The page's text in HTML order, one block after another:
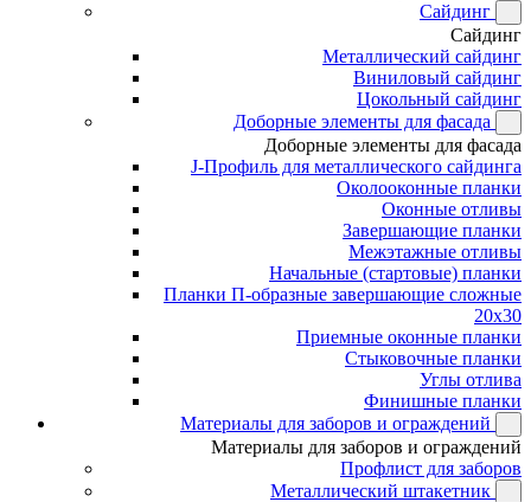
Сайдинг
Сайдинг
Металлический сайдинг
Виниловый сайдинг
Цокольный сайдинг
Доборные элементы для фасада
Доборные элементы для фасада
J-Профиль для металлического сайдинга
Околооконные планки
Оконные отливы
Завершающие планки
Межэтажные отливы
Начальные (стартовые) планки
Планки П-образные завершающие сложные
20x30
Приемные оконные планки
Стыковочные планки
Углы отлива
Финишные планки
Материалы для заборов и ограждений
Материалы для заборов и ограждений
Профлист для заборов
Металлический штакетник